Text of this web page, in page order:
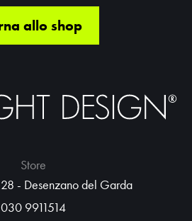
allo shop
Store
- Desenzano del Garda
030 9911514